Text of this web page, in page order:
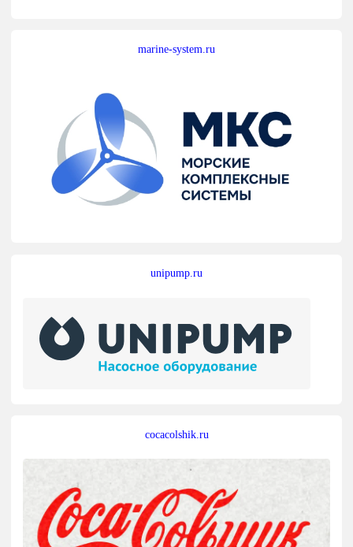
marine-system.ru
unipump.ru
cocacolshik.ru